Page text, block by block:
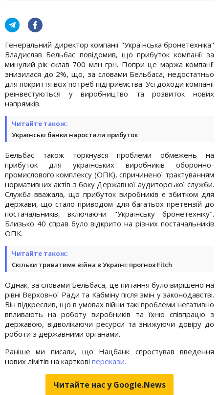
Генеральний директор компанії "Українська бронетехніка"
Владислав Бельбас повідомив, що прибуток компанії за
минулий рік склав 700 млн грн. Попри це маржа компанії
знизилася до 2%, що, за словами Бельбаса, недостатньо
для покриття всіх потреб підприємства. Усі доходи компанії
реінвестуються у виробництво та розвиток нових
напрямків.
Читайте також:
Українські банки наростили прибуток
Бельбас також торкнувся проблеми обмежень на
прибуток для українських виробників оборонно-
промислового комплексу (ОПК), спричиненої трактуванням
нормативних актів з боку Державної аудиторської служби.
Служба вважала, що прибуток виробників є збитком для
держави, що стало приводом для багатьох претензій до
постачальників, включаючи "Українську бронетехніку".
Близько 40 справ було відкрито на різних постачальників
ОПК.
Читайте також:
Скільки триватиме війна в Україні: прогноз Fitch
Однак, за словами Бельбаса, це питання було вирішено на
рівні Верховної Ради та Кабміну після змін у законодавстві.
Він підкреслив, що в умовах війни такі проблеми негативно
впливають на роботу виробників та їхню співпрацю з
державою, відволікаючи ресурси та знижуючи довіру до
роботи з державними органами.
Раніше ми писали, що Нацбанк спростував введення
нових лімітів на карткові перекази.
Читайте нас у Google.News